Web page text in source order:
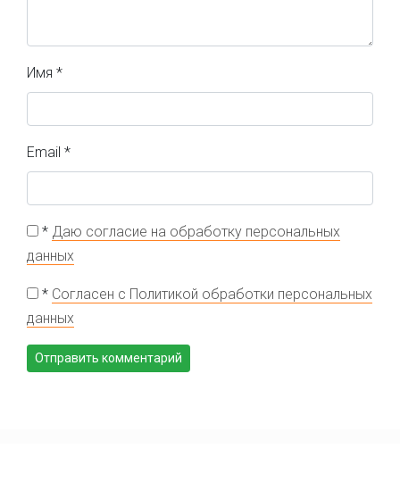
Имя *
Email *
* Даю согласие на обработку персональных
данных
* Согласен с Политикой обработки персональных
данных